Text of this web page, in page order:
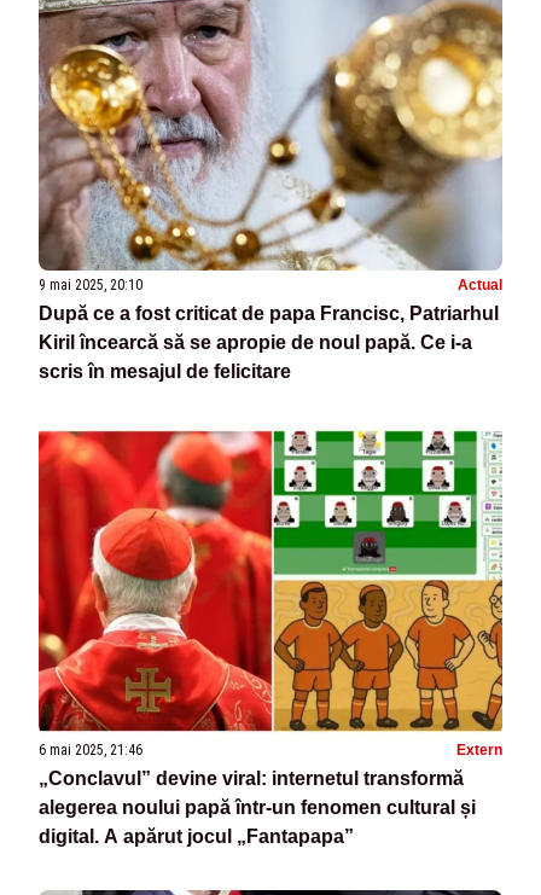
9 mai 2025, 20:10 Actual
După ce a fost criticat de papa Francisc, Patriarhul
Kiril încearcă să se apropie de noul papă. Ce i-a
scris în mesajul de felicitare
6 mai 2025, 21:46 Extern
„Conclavul” devine viral: internetul transformă
alegerea noului papă într-un fenomen cultural și
digital. A apărut jocul „Fantapapa”